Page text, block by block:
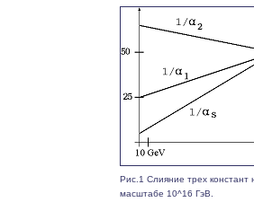
Рис.1 Слияние трех констант
масштабе 10^16 ГэВ.